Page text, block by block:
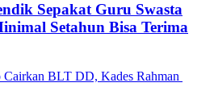
Sepakat Guru Swasta
Setahun Bisa Terima